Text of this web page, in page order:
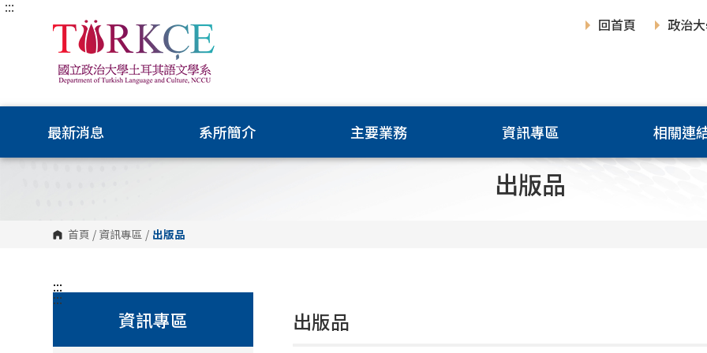
跳
:::
回首頁
政治
最新消息 系所簡介 主要業務 資訊專區 相關連
出版品
首頁 / 資訊專區 / 出版品
:::
資訊專區
:::
出版品